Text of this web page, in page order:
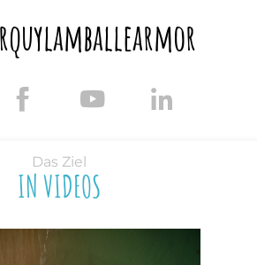
Das Ziel
IN VIDEOS